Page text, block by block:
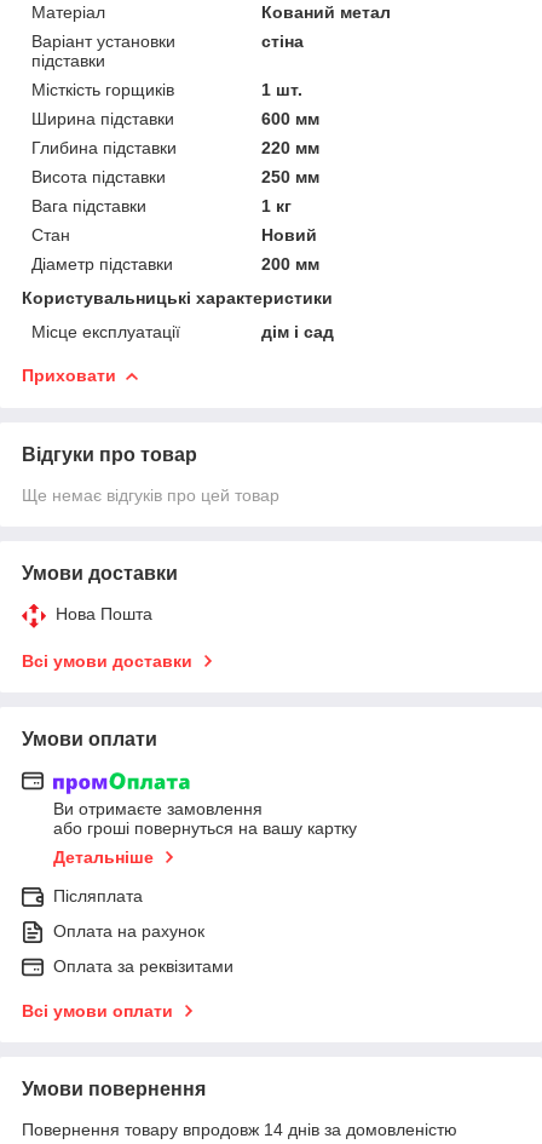
Матеріал
Кований метал
Варіант установки
підставки
стіна
Місткість горщиків
1 шт.
Ширина підставки
600 мм
Глибина підставки
220 мм
Висота підставки
250 мм
Вага підставки
1 кг
Стан
Новий
Діаметр підставки
200 мм
Користувальницькі характеристики
Місце експлуатації
дім і сад
Приховати
Відгуки про товар
Ще немає відгуків про цей товар
Умови доставки
Нова Пошта
Всі умови доставки
Умови оплати
Ви отримаєте замовлення
або гроші повернуться на вашу картку
Детальніше
Післяплата
Оплата на рахунок
Оплата за реквізитами
Всі умови оплати
Умови повернення
Повернення товару впродовж 14 днів за домовленістю